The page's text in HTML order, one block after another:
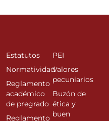
Estatutos
Normatividad
Reglamento
académico
de pregrado
Reglamento
PEI
Valores
pecuniarios
Buzón de
ética y
buen